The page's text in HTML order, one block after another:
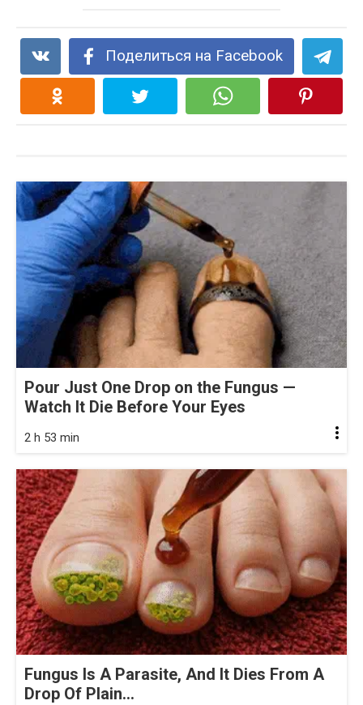
Поделиться на Facebook
Pour Just One Drop on the Fungus —
Watch It Die Before Your Eyes
2 h 53 min
Fungus Is A Parasite, And It Dies From A
Drop Of Plain...